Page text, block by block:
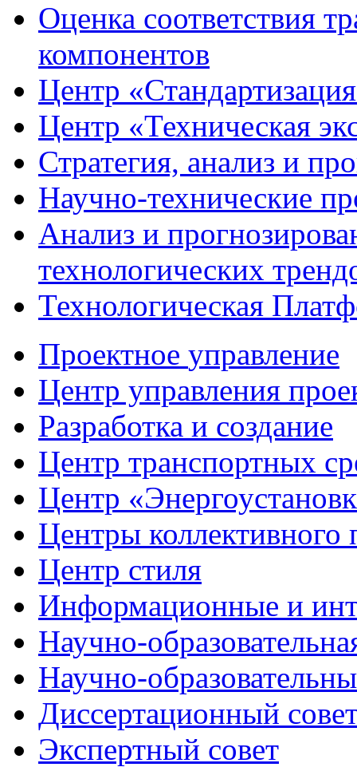
Оценка соответствия
компонентов
Центр
Центр «Техническая
Стратегия, анализ и
Научно-технические
Анализ и
технологических
Технологическая
Проектное управление
Центр управления
Разработка и создание
Центр транспортных
Центр
Центры коллективного
Центр стиля
Информационные и
Научно-
Научно-
Диссертационный
Экспертный совет